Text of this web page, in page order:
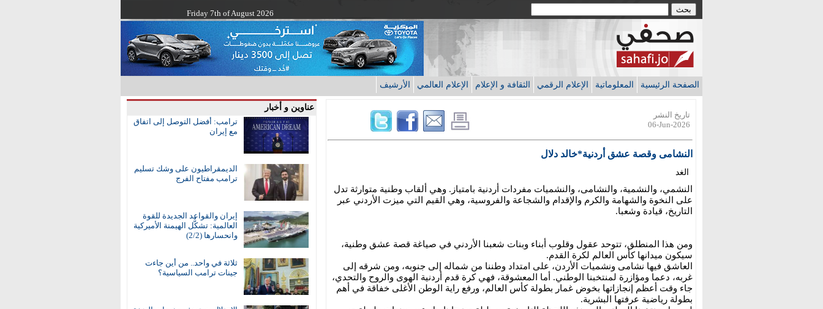
Friday 7th of August 2026
الصفحة الرئيسية المعلوماتية الإعلام الرقمي الثقافة و الإعلام الإعلام العالمي الأرشيف
عناوين و أخبار
ترامب: أفضل التوصل إلى اتفاق
مع إيران
الديمقراطيون على وشك تسليم
ترامب مفتاح الفرج
إيران والقواعد الجديدة للقوة
العالمية: تشكُّل الهيمنة الأميركية
وانحسارها (2/2)
ثلاثة في واحد.. من أين جاءت
جينات ترامب السياسية؟
تاريخ النشر
06-Jun-2026
النشامى وقصة عشق أردنية*خالد دلال
الغد
النشمي، والنشمية، والنشامى، والنشميات مفردات أردنية بامتياز. وهي ألقاب وطنية متوارثة تدل
على النخوة والشهامة والكرم والإقدام والشجاعة والفروسية، وهي القيم التي ميزت الأردني عبر
التاريخ، قيادة وشعبا.
ومن هذا المنطلق، تتوحد عقول وقلوب أبناء وبنات شعبنا الأردني في صياغة قصة عشق وطنية،
سيكون ميدانها كأس العالم لكرة القدم.
العاشق فيها نشامى ونشميات الأردن، على امتداد وطننا من شماله إلى جنوبه، ومن شرقه إلى
غربه، دعما ومؤازرة لمنتخبنا الوطني. أما المعشوقة، فهي كرة قدم أردنية الهوى والروح والتحدي،
جاء وقت أعظم إنجازاتها بخوض غمار بطولة كأس العالم، ورفع راية الوطن الأغلى خفاقة في أهم
بطولة رياضية عرفتها البشرية.